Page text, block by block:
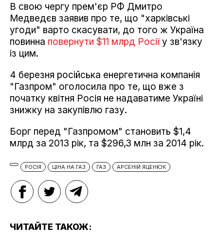
В свою чергу прем'єр РФ Дмитро
Медведєв заявив про те, що "харківські
угоди" варто скасувати, до того ж Україна
повинна повернути $11 млрд Росіїу зв'язку
із цим.
4 березня російська енергетична компанія
"Газпром" оголосила про те, що вже з
початку квітня Росія не надаватиме Україні
знижку на закупівлю газу.
Борг перед "Газпромом" становить $1,4
млрд за 2013 рік, та $296,3 млн за 2014 рік.
РОСІЯ ЦІНА НА ГАЗ ГАЗ АРСЕНІЙ ЯЦЕНЮК
ЧИТАЙТЕ ТАКОЖ: